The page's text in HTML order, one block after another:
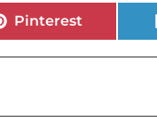
Pinterest